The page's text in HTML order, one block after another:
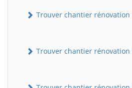
Trouver chantier rénovation
Trouver chantier rénovation